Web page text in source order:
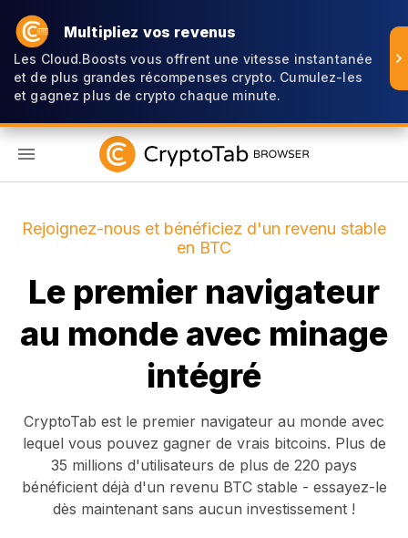
Multipliez vos revenus
Les Cloud.Boosts vous offrent une vitesse instantanée
et de plus grandes récompenses crypto. Cumulez-les
et gagnez plus de crypto chaque minute.
Rejoignez-nous et bénéficiez d'un revenu stable
en BTC
Le premier navigateur
au monde avec minage
intégré
CryptoTab est le premier navigateur au monde avec
lequel vous pouvez gagner de vrais bitcoins. Plus de
35 millions d'utilisateurs de plus de 220 pays
bénéficient déjà d'un revenu BTC stable - essayez-le
dès maintenant sans aucun investissement !